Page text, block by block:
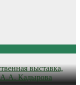
выставка,
А.А. Кадырова